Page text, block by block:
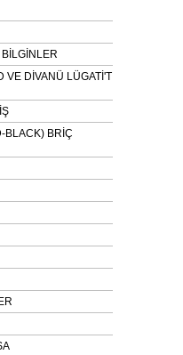
VE DİVANÜ LÜGATİ'T
BLACK) BRİÇ